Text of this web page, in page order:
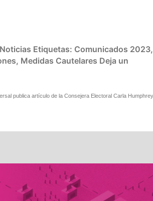
Noticias Etiquetas: Comunicados 2023,
, Medidas Cautelares Deja un